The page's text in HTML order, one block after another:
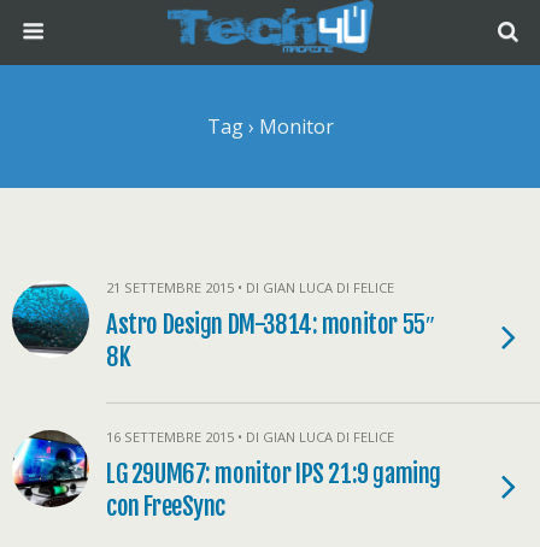
Tag › Monitor
21 SETTEMBRE 2015 • DI GIAN LUCA DI FELICE
Astro Design DM-3814: monitor 55″
8K
16 SETTEMBRE 2015 • DI GIAN LUCA DI FELICE
LG 29UM67: monitor IPS 21:9 gaming
con FreeSync